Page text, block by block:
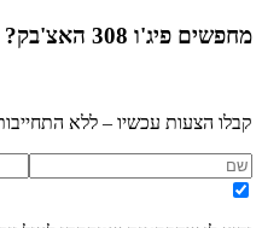
מחפשים פיג'ו 308 האצ'בק ?
קבלו הצעות עכשיו – ללא